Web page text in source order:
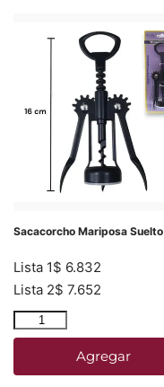
Sacacorcho Mariposa Suelto
Lista 1$ 6.832
Lista 2$ 7.652
Agregar